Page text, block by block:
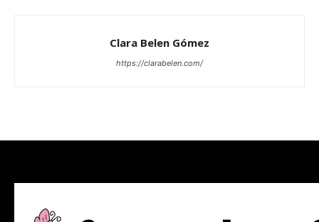
Clara Belen Gómez
https://clarabelen.com/